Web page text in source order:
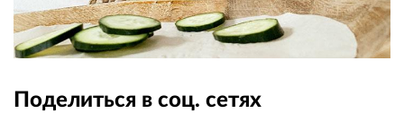
Поделиться в соц. сетях